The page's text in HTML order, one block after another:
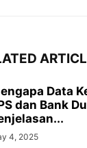
Data
dan Bank
4, 2025